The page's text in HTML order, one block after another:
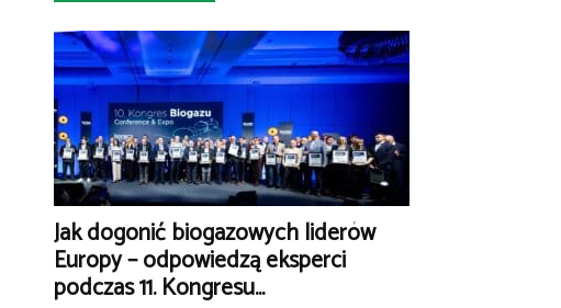
Jak dogonić biogazowych liderów
Europy – odpowiedzą eksperci
podczas 11. Kongresu...